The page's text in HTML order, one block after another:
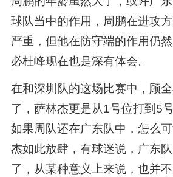
球队当中的作用，周鹏在进攻
严重，但他在防守端的作用仍
必杜峰现在也是深有体会。
在和深圳队的这场比赛中，顾
了，萨林杰更是从1号位打到5
如果周队还在广东队中，怎么
杰如此放肆，有球迷说，广东
了，从某种意义上来说，也并不